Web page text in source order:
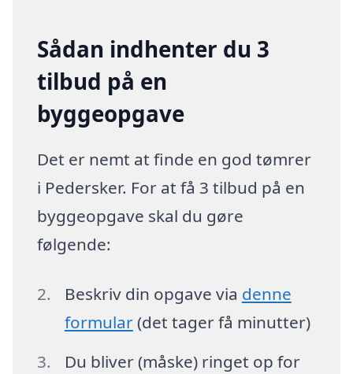
Sådan indhenter du 3
tilbud på en
byggeopgave
Det er nemt at finde en god tømrer
i Pedersker. For at få 3 tilbud på en
byggeopgave skal du gøre
følgende:
Beskriv din opgave via denne
formular(det tager få minutter)
Du bliver (måske) ringet op for